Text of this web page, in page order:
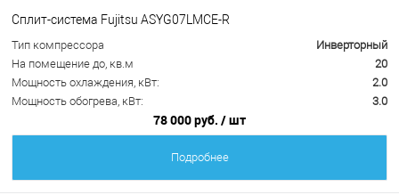
Сплит-система Fujitsu ASYG07LMCE-R
Тип компрессора
Инверторный
На помещение до, кв.м
20
Мощность охлаждения, кВт:
2.0
Мощность обогрева, кВт:
3.0
78 000 руб. / шт
Подробнее